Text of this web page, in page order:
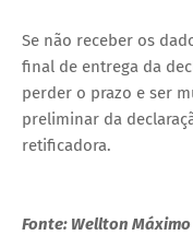
Se não receber os
final de entrega da
perder o prazo e ser
preliminar da
retificadora.
Fonte: Wellton